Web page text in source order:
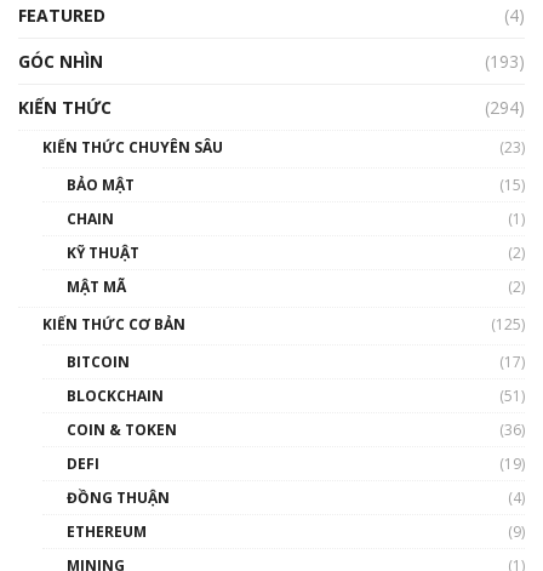
00:43:47
như thể nào?
00:39:31
Phổ cập Blockchain
FEATURED
(4)
GÓC NHÌN
(193)
KIẾN THỨC
(294)
KIẾN THỨC CHUYÊN SÂU
(23)
BẢO MẬT
(15)
CHAIN
(1)
KỸ THUẬT
(2)
MẬT MÃ
(2)
KIẾN THỨC CƠ BẢN
(125)
BITCOIN
(17)
BLOCKCHAIN
(51)
COIN & TOKEN
(36)
DEFI
(19)
ĐỒNG THUẬN
(4)
ETHEREUM
(9)
MINING
(1)